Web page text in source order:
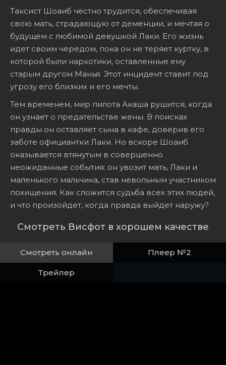
Таксист Шоаиб честно трудится, обеспечивая
свою мать, страдающую от деменции, и мечтая о
будущем с любимой девушкой Лаки. Его жизнь
идет своим чередом, пока он не теряет куртку, в
которой были наркотики, оставленные ему
старым другом Манья. Этот инцидент ставит под
угрозу его близких и его мечты.
Тем временем, мир пилота Акаша рушится, когда
он узнает о предательстве жены. В поисках
правды он оставляет сына в кафе, доверив его
заботе официантки Лаки. Но вскоре Шоаиб
оказывается втянутым в совершенно
неожиданные события: он увозит мать, Лаки и
маленького мальчика, став невольным участником
похищения. Как сложится судьба всех этих людей,
и что произойдет, когда правда выйдет наружу?
Смотреть Висфот в хорошем качестве
Смотреть онлайн Плеер №2
Трейлер